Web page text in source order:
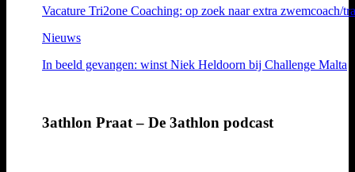
Vacature Tri2one Coaching: op zoek naar extra zwemcoach/
Nieuws
In beeld gevangen: winst Niek Heldoorn bij Challenge Malta
3athlon Praat – De 3athlon podcast